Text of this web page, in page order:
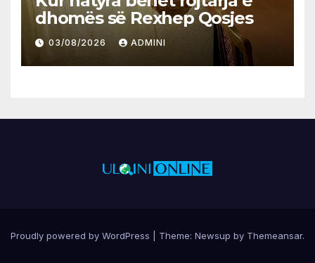
dhomës së Rexhep Qosjes
03/08/2026 ADMINI
Proudly powered by WordPress Theme: Newsup by Themeansar.